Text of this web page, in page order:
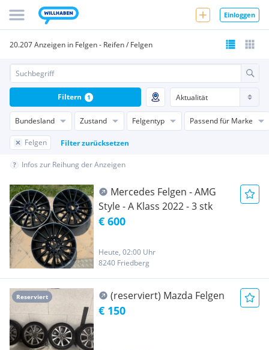
Einloggen
20.207 Anzeigen in Felgen - Reifen / Felgen
Bundesland Zustand Felgentyp Passend für Marke
Felgen Filter zurücksetzen
Filtern 1
Infos zur Reihung der Anzeigen
Mercedes Felgen - AMG
Style - A Klass 2022 - 3 stk
€ 600
Heute, 02:00 Uhr
8240 Friedberg
Reserviert (reserviert) Mazda Felgen
€ 150